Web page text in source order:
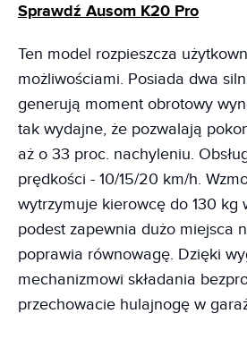
Sprawdź Ausom K20 Pro
Ten model rozpieszcza
możliwościami. Posiada dwa
generują moment obrotowy
tak wydajne, że pozwalają
aż o 33 proc. nachyleniu.
prędkości - 10/15/20 km/h.
wytrzymuje kierowcę do 130 kg
podest zapewnia dużo miejsca
poprawia równowagę. Dzięki
mechanizmowi składania
przechowacie hulajnogę w